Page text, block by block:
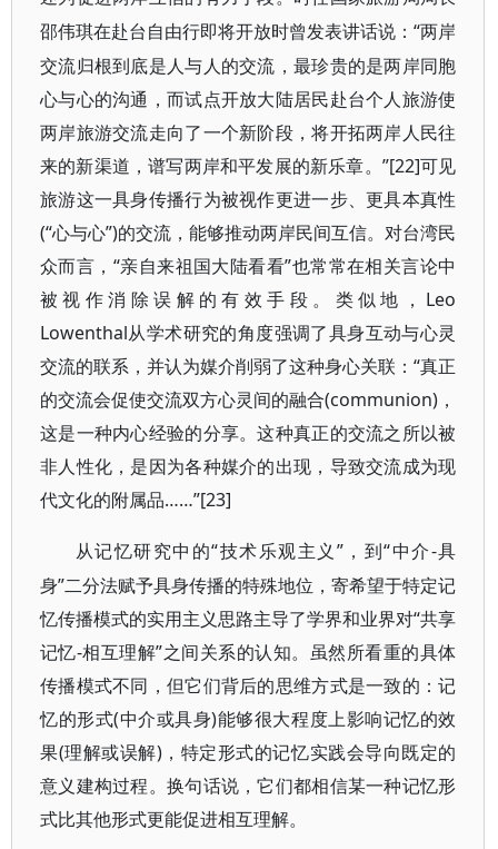
邵伟琪在赴台自由行即将开放时曾发表讲话说：“两岸
交流归根到底是人与人的交流，最珍贵的是两岸同胞
心与心的沟通，而试点开放大陆居民赴台个人旅游使
两岸旅游交流走向了一个新阶段，将开拓两岸人民往
来的新渠道，谱写两岸和平发展的新乐章。”[22]可见
旅游这一具身传播行为被视作更进一步、更具本真性
(“心与心”)的交流，能够推动两岸民间互信。对台湾民
众而言，“亲自来祖国大陆看看”也常常在相关言论中
被视作消除误解的有效手段。类似地，Leo
Lowenthal从学术研究的角度强调了具身互动与心灵
交流的联系，并认为媒介削弱了这种身心关联：“真正
的交流会促使交流双方心灵间的融合(communion)，
这是一种内心经验的分享。这种真正的交流之所以被
非人性化，是因为各种媒介的出现，导致交流成为现
代文化的附属品……”[23]
从记忆研究中的“技术乐观主义”，到“中介-具
身”二分法赋予具身传播的特殊地位，寄希望于特定记
忆传播模式的实用主义思路主导了学界和业界对“共享
记忆-相互理解”之间关系的认知。虽然所看重的具体
传播模式不同，但它们背后的思维方式是一致的：记
忆的形式(中介或具身)能够很大程度上影响记忆的效
果(理解或误解)，特定形式的记忆实践会导向既定的
意义建构过程。换句话说，它们都相信某一种记忆形
式比其他形式更能促进相互理解。